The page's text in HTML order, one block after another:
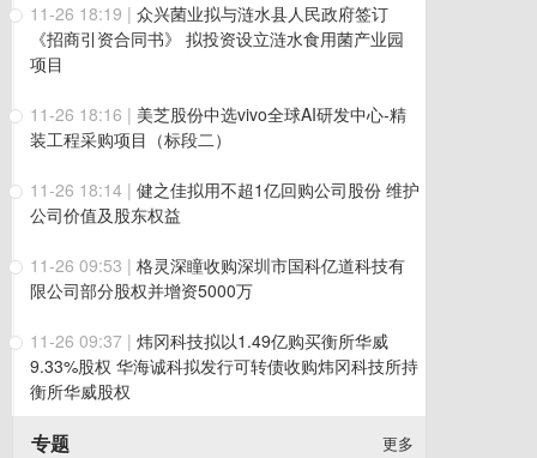
11-26 18:19 | 众兴菌业拟与涟水县人民政府签订
《招商引资合同书》 拟投资设立涟水食用菌产业园
项目
11-26 18:16 | 美芝股份中选vivo全球AI研发中心-精
装工程采购项目（标段二）
11-26 18:14 | 健之佳拟用不超1亿回购公司股份 维护
公司价值及股东权益
11-26 09:53 | 格灵深瞳收购深圳市国科亿道科技有
限公司部分股权并增资5000万
11-26 09:37 | 炜冈科技拟以1.49亿购买衡所华威
9.33%股权 华海诚科拟发行可转债收购炜冈科技所持
衡所华威股权
专题 更多